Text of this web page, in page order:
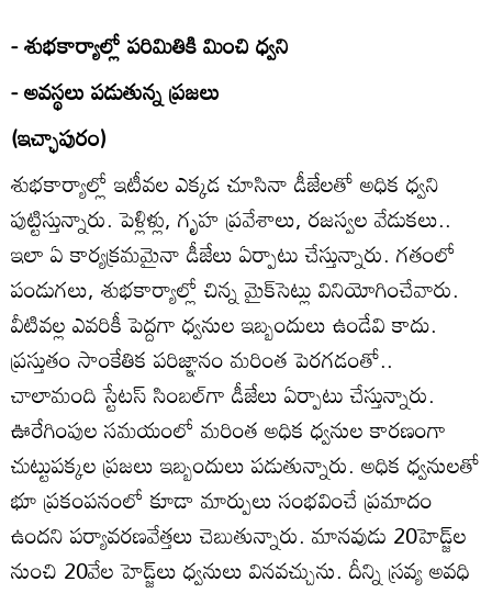
- శుభకార్యాల్లో పరిమితికి మించి ధ్వని
- అవస్థలు పడుతున్న ప్రజలు
(ఇచ్ఛాపురం)
శుభకార్యాల్లో ఇటీవల ఎక్కడ చూసినా డీజేలతో అధిక ధ్వని
పుట్టిస్తున్నారు. పెళ్లిళ్లు, గృహ ప్రవేశాలు, రజస్వల వేడుకలు..
ఇలా ఏ కార్యక్రమమైనా డీజేలు ఏర్పాటు చేస్తున్నారు. గతంలో
పండుగలు, శుభకార్యాల్లో చిన్న మైక్‌సెట్లు వినియోగించేవారు.
వీటివల్ల ఎవరికీ పెద్దగా ధ్వనుల ఇబ్బందులు ఉండేవి కాదు.
ప్రస్తుతం సాంకేతిక పరిజ్ఞానం మరింత పెరగడంతో..
చాలామంది స్టేటస్‌ సింబల్‌గా డీజేలు ఏర్పాటు చేస్తున్నారు.
ఊరేగింపుల సమయంలో మరింత అధిక ధ్వనుల కారణంగా
చుట్టుపక్కల ప్రజలు ఇబ్బందులు పడుతున్నారు. అధిక ధ్వనులతో
భూ ప్రకంపనంలో కూడా మార్పులు సంభవించే ప్రమాదం
ఉందని పర్యావరణవేత్తలు చెబుతున్నారు. మానవుడు 20హెడ్జ్‌ల
నుంచి 20వేల హెడ్జ్‌లు ధ్వనులు వినవచ్చును. దీన్ని స్రవ్య అవధి